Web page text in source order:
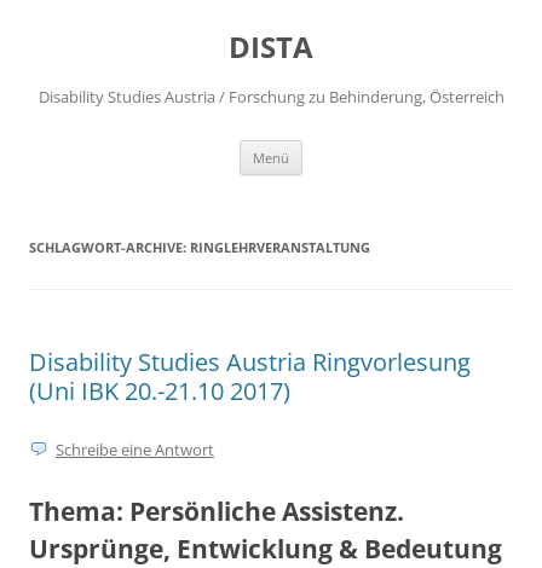
DISTA
Disability Studies Austria / Forschung zu Behinderung, Österreich
Menü
SCHLAGWORT-ARCHIVE: RINGLEHRVERANSTALTUNG
Disability Studies Austria Ringvorlesung
(Uni IBK 20.-21.10 2017)
Schreibe eine Antwort
Thema: Persönliche Assistenz.
Ursprünge, Entwicklung & Bedeutung